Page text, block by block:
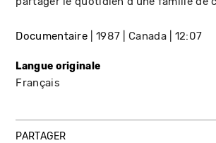
Documentaire 1987 Canada 12:07
Langue originale
Français
PARTAGER